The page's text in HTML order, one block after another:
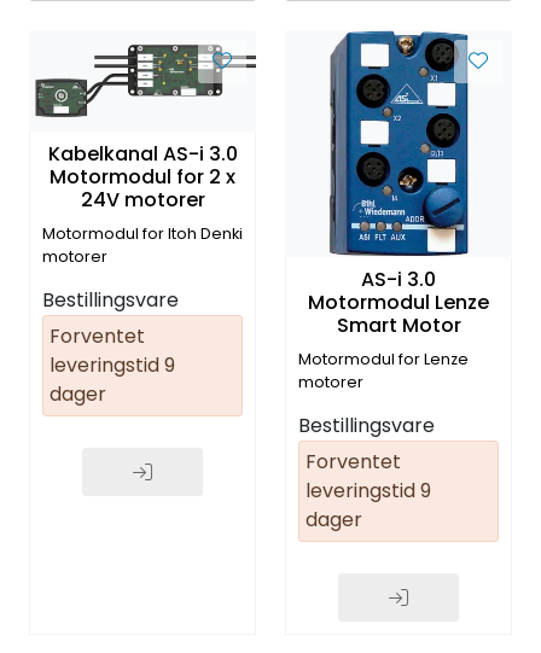
Kabelkanal AS-i 3.0
Motormodul for 2 x
24V motorer
Motormodul for Itoh Denki
motorer
Bestillingsvare
Forventet
leveringstid 9
dager
AS-i 3.0
Motormodul Lenze
Smart Motor
Motormodul for Lenze
motorer
Bestillingsvare
Forventet
leveringstid 9
dager